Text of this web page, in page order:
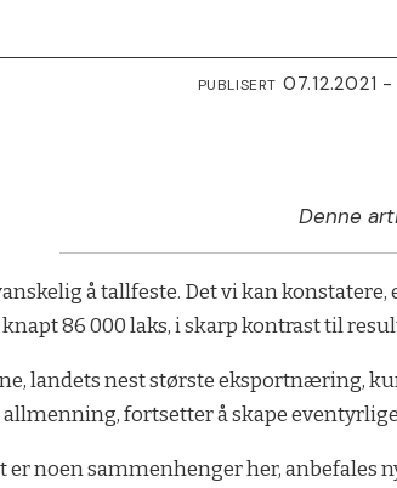
PUBLISERT
Denne
å tallfeste. Det vi kan
86 000 laks, i skarp kontrast til
landets nest største eksportnæring,
allmenning, fortsetter å skape
er noen sammenhenger her, anbefales